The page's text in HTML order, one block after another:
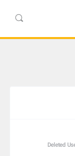
Deleted